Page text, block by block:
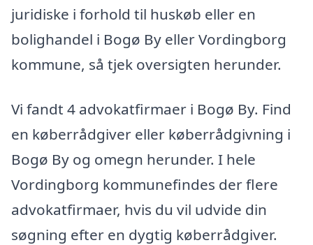
juridiske i forhold til huskøb eller en
bolighandel i Bogø By eller Vordingborg
kommune, så tjek oversigten herunder.
Vi fandt 4 advokatfirmaer i Bogø By. Find
en køberrådgiver eller køberrådgivning i
Bogø By og omegn herunder. I hele
Vordingborg kommunefindes der flere
advokatfirmaer, hvis du vil udvide din
søgning efter en dygtig køberrådgiver.